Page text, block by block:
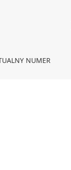
NUMER